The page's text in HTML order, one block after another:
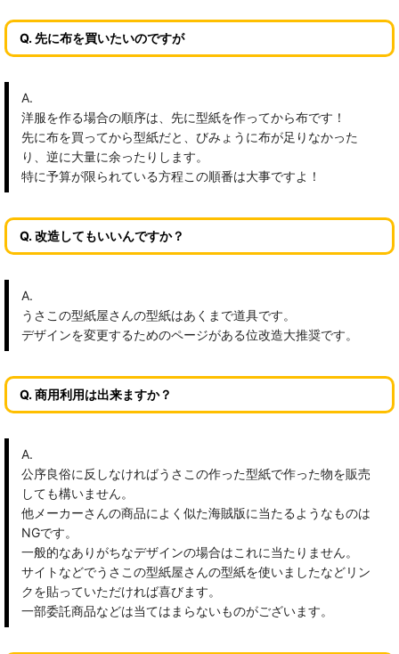
Q. 先に布を買いたいのですが
A.
洋服を作る場合の順序は、先に型紙を作ってから布です！
先に布を買ってから型紙だと、びみょうに布が足りなかった
り、逆に大量に余ったりします。
特に予算が限られている方程この順番は大事ですよ！
Q. 改造してもいいんですか？
A.
うさこの型紙屋さんの型紙はあくまで道具です。
デザインを変更するためのページがある位改造大推奨です。
Q. 商用利用は出来ますか？
A.
公序良俗に反しなければうさこの作った型紙で作った物を販売
しても構いません。
他メーカーさんの商品によく似た海賊版に当たるようなものは
NGです。
一般的なありがちなデザインの場合はこれに当たりません。
サイトなどでうさこの型紙屋さんの型紙を使いましたなどリン
クを貼っていただければ喜びます。
一部委託商品などは当てはまらないものがございます。